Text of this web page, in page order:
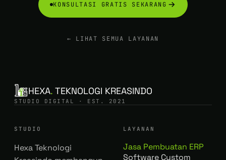
KONSULTASI GRATIS SEKARANG
← LIHAT SEMUA LAYANAN
HEXA. TEKNOLOGI KREASINDO
STUDIO DIGITAL · EST. 2021
STUDIO
Hexa Teknologi
LAYANAN
Jasa Pembuatan ERP
Software Custom